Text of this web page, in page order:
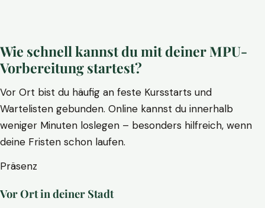
Wie schnell kannst du mit deiner MPU-
Vorbereitung startest?
Vor Ort bist du häufig an feste Kursstarts und
Wartelisten gebunden. Online kannst du innerhalb
weniger Minuten loslegen – besonders hilfreich, wenn
deine Fristen schon laufen.
Präsenz
Vor Ort in deiner Stadt